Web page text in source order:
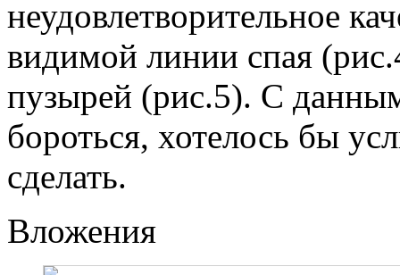
неудовлетворительное
видимой линии спая
пузырей (рис.5). С
бороться, хотелось бы
сделать.
Вложения